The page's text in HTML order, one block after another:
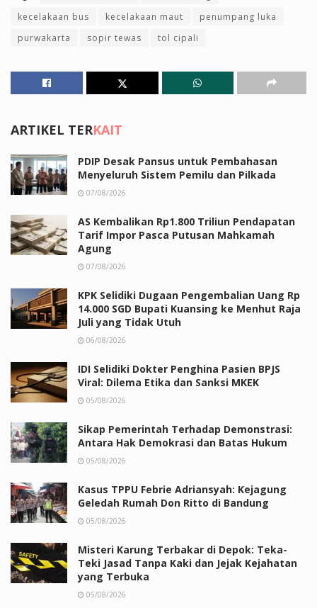
kecelakaan bus
kecelakaan maut
penumpang luka
purwakarta
sopir tewas tol cipali
ARTIKEL TERKAIT
PDIP Desak Pansus untuk Pembahasan
Menyeluruh Sistem Pemilu dan Pilkada
07/08/2026
AS Kembalikan Rp1.800 Triliun Pendapatan
Tarif Impor Pasca Putusan Mahkamah
Agung
07/08/2026
KPK Selidiki Dugaan Pengembalian Uang Rp
14.000 SGD Bupati Kuansing ke Menhut Raja
Juli yang Tidak Utuh
06/08/2026
IDI Selidiki Dokter Penghina Pasien BPJS
Viral: Dilema Etika dan Sanksi MKEK
05/08/2026
Sikap Pemerintah Terhadap Demonstrasi:
Antara Hak Demokrasi dan Batas Hukum
05/08/2026
Kasus TPPU Febrie Adriansyah: Kejagung
Geledah Rumah Don Ritto di Bandung
05/08/2026
Misteri Karung Terbakar di Depok: Teka-
Teki Jasad Tanpa Kaki dan Jejak Kejahatan
yang Terbuka
05/08/2026